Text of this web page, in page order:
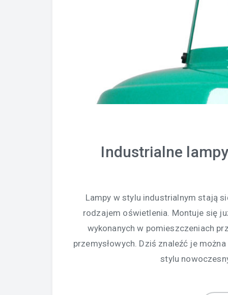
Industrialne
Lampy w stylu industrialnym stają
rodzajem oświetlenia. Montuje się
wykonanych w pomieszczeniach
przemysłowych. Dziś znaleźć je
stylu